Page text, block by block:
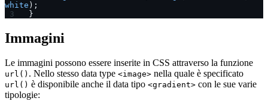
white );
}
Immagini
Le immagini possono essere inserite in CSS attraverso la funzione
url() . Nello stesso data type <image> nella quale è specificato
url() è disponibile anche il data tipo <gradient> con le sue varie
tipologie: